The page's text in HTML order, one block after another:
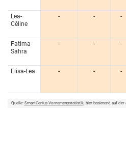
Lea-
Céline
- - -
Fatima-
Sahra
- - -
Elisa-Lea
- - -
Quelle: SmartGenius-Vornamensstatistik, hier basierend auf